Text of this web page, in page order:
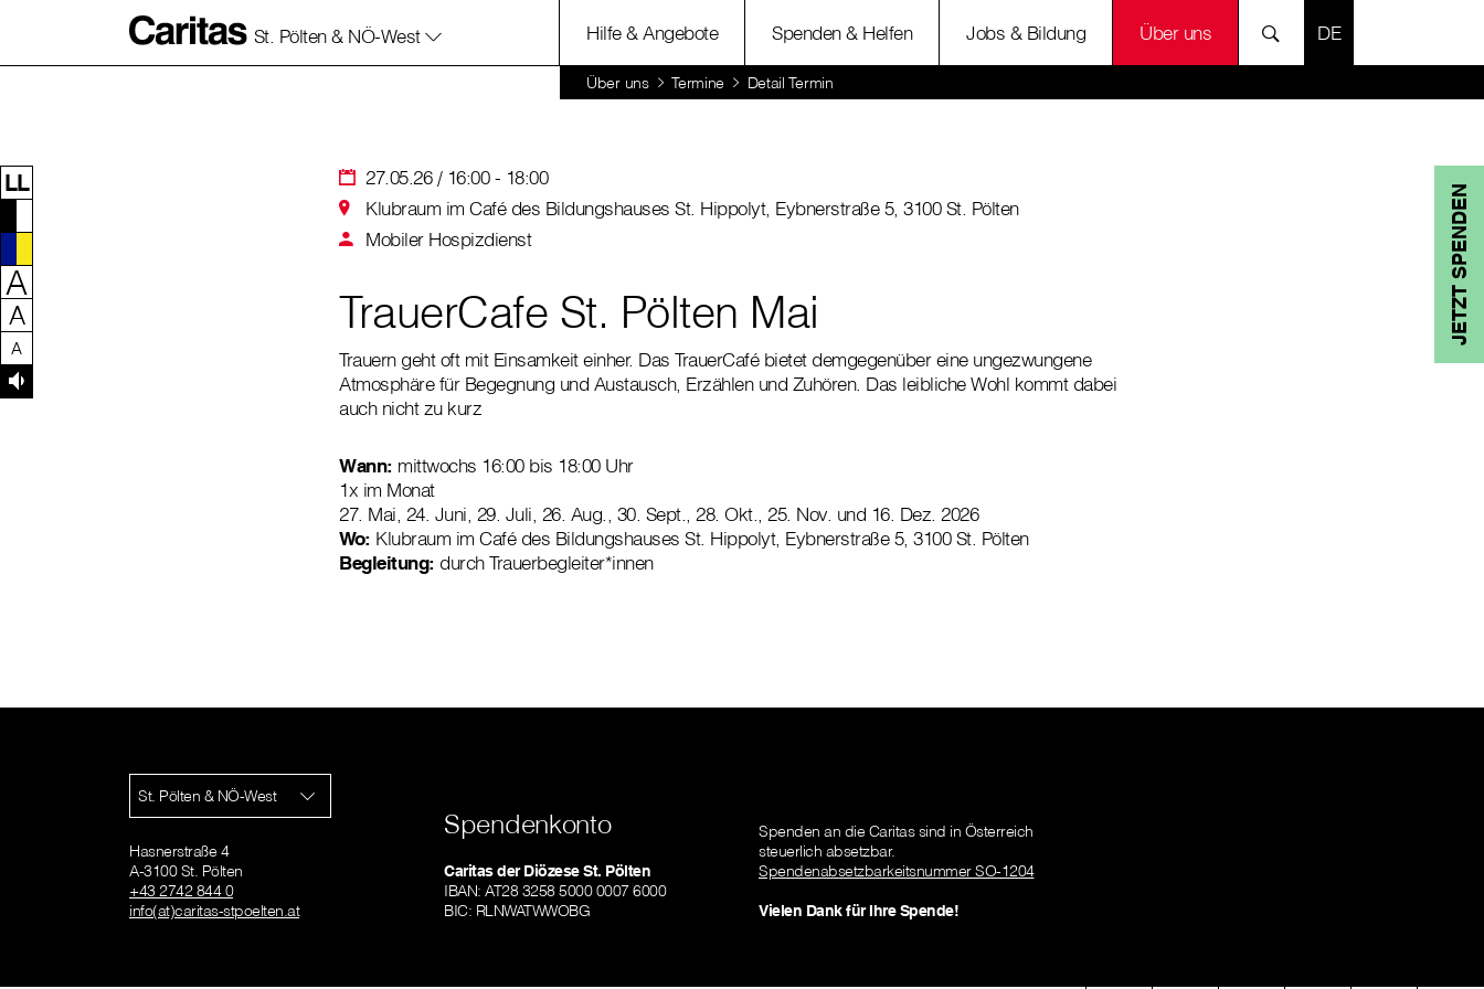
Zum Inhalt dieser Seite
Zur Navigation
Zum Footer dieser Seite
St. Pölten & NÖ-West Hilfe & Angebote Spenden & Helfen Jobs & Bildung Über uns SPRACHE
Über uns Termine Detail Termin
JETZT SPENDEN
LL
A
A
A
27.05.26 / 16:00 - 18:00
Klubraum im Café des Bildungshauses St. Hippolyt, Eybnerstraße 5, 3100 St. Pölten
Mobiler Hospizdienst
TrauerCafe St. Pölten Mai
Trauern geht oft mit Einsamkeit einher. Das TrauerCafé bietet demgegenüber eine ungezwungene
Atmosphäre für Begegnung und Austausch, Erzählen und Zuhören. Das leibliche Wohl kommt dabei
auch nicht zu kurz
Wann: mittwochs 16:00 bis 18:00 Uhr
1x im Monat
27. Mai, 24. Juni, 29. Juli, 26. Aug., 30. Sept., 28. Okt., 25. Nov. und 16. Dez. 2026
Wo: Klubraum im Café des Bildungshauses St. Hippolyt, Eybnerstraße 5, 3100 St. Pölten
Begleitung: durch Trauerbegleiter*innen
St. Pölten & NÖ-West
Hasnerstraße 4
A-3100 St. Pölten
+43 2742 844 0
info(at)caritas-stpoelten.at
Spendenkonto
Caritas der Diözese St. Pölten
IBAN: AT28 3258 5000 0007 6000
BIC: RLNWATWWOBG
Spenden an die Caritas sind in Österreich
steuerlich absetzbar.
Spendenabsetzbarkeitsnummer SO-1204
Vielen Dank für Ihre Spende!